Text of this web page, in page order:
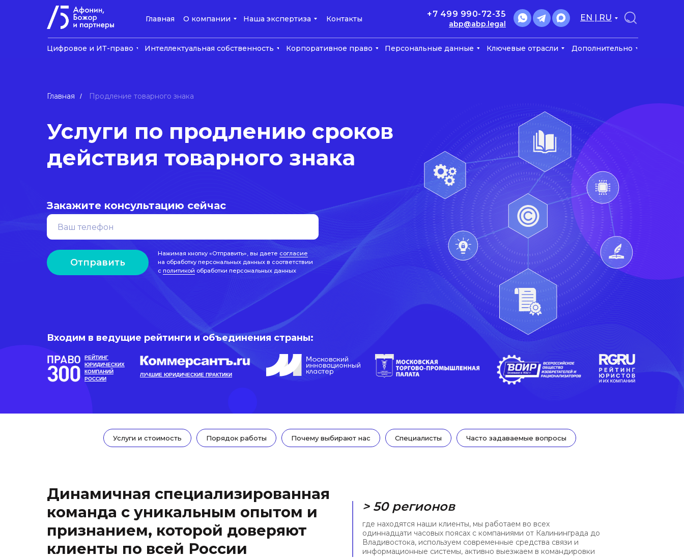
Главная О компании Наша экспертиза Контакты
Цифровое и ИТ-право Интеллектуальная собственность Корпоративное право Персональные данные Ключевые отрасли Дополнительно
abp@abp.legal
+7 499 990-72-35 EN | RU
Главная / Продление товарного знака
Услуги по продлению сроков
действия товарного знака
Закажите консультацию сейчас
Отправить
Нажимая кнопку «Отправить», вы даетесогласие
на обработку персональных данных в соответствии
с политикой обработки персональных данных
Входим в ведущие рейтинги и объединения страны:
РЕЙТИНГ
ЮРИДИЧЕСКИХ
КОМПАНИЙ
РОССИИ
ЛУЧШИЕ ЮРИДИЧЕСКИЕ ПРАКТИКИ
Услуги и стоимость Порядок работы Почему выбирают нас Специалисты Часто задаваемые вопросы
Динамичная специализированная
команда с уникальным опытом и
признанием, которой доверяют
клиенты по всей России
> 50 регионов
где находятся наши клиенты, мы работаем во всех
одиннадцати часовых поясах с компаниями от Калининграда до
Владивостока, используем современные средства связи и
информационные системы, активно выезжаем в командировки